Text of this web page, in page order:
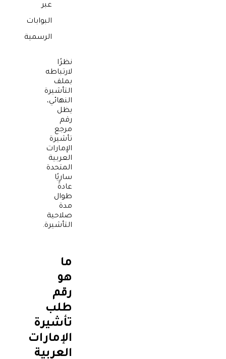
عبر
البوابات
الرسمية
نظرًا
لارتباطه
بملف
التأشيرة
النهائي،
يظل
رقم
مرجع
تأشيرة
الإمارات
العربية
المتحدة
ساريًا
عادةً
طوال
مدة
صلاحية
التأشيرة.
ما
هو
رقم
طلب
تأشيرة
الإمارات
العربية